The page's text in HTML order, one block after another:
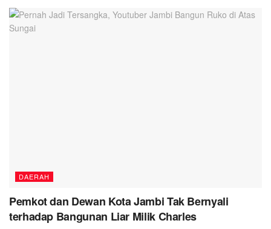
DAERAH
Pemkot dan Dewan Kota Jambi Tak Bernyali
terhadap Bangunan Liar Milik Charles